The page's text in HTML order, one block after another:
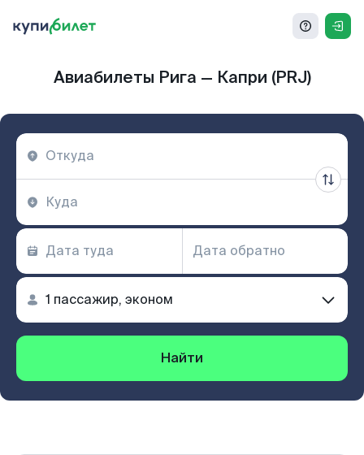
Авиабилеты Рига — Капри (PRJ)
Найти